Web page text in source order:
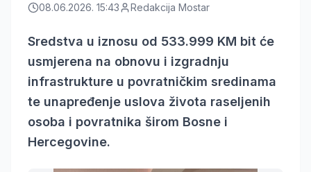
08.06.2026. 15:43 Redakcija Mostar
Sredstva u iznosu od 533.999 KM bit će
usmjerena na obnovu i izgradnju
infrastrukture u povratničkim sredinama
te unapređenje uslova života raseljenih
osoba i povratnika širom Bosne i
Hercegovine.